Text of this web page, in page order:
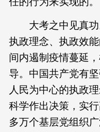
大考之中见真
执政理念、执政效
间内遏制疫情蔓延
导。中国共产党有
人民为中心的执政
科学作出决策，实
多万个基层党组织